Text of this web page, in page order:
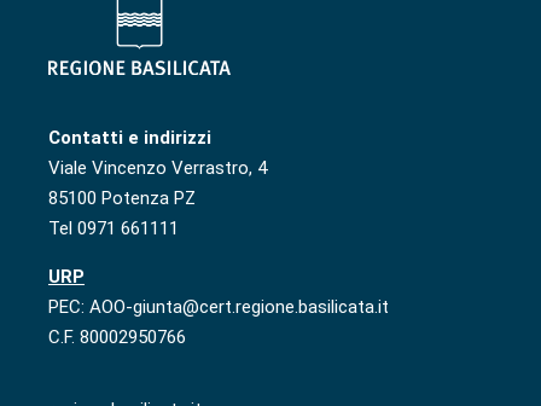
Contatti e indirizzi
Viale Vincenzo Verrastro, 4
85100 Potenza PZ
Tel 0971 661111
URP
PEC: AOO-giunta@cert.regione.basilicata.it
C.F. 80002950766